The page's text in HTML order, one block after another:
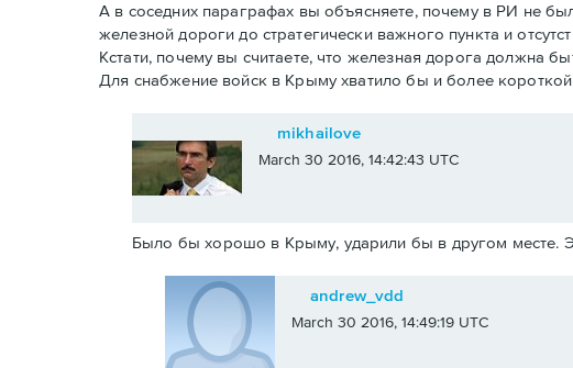
А в соседних параграфах вы объясняете, почему в РИ не
железной дороги до стратегически важного пункта и
Кстати, почему вы считаете, что железная дорога должна
Для снабжение войск в Крыму хватило бы и более
mikhailove
March 30 2016, 14:42:43 UTC
Было бы хорошо в Крыму, ударили бы в другом месте.
andrew_vdd
March 30 2016, 14:49:19 UTC